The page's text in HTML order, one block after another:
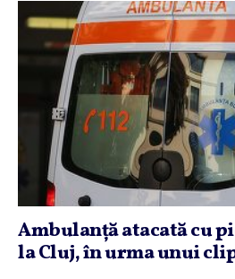
Ambulanţă atacată cu
la Cluj, în urma unui